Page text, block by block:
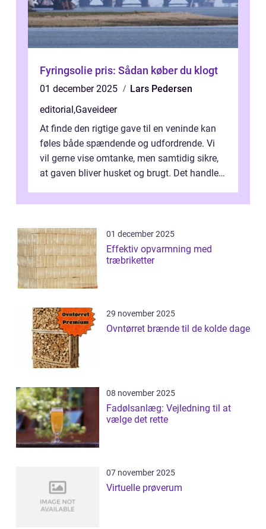
Fyringsolie pris: Sådan køber du klogt
01 december 2025
Lars Pedersen
editorial,Gaveideer
At finde den rigtige gave til en veninde kan
føles både spændende og udfordrende. Vi
vil gerne vise omtanke, men samtidig sikre,
at gaven bliver husket og brugt. Det handler
01 december 2025
Effektiv opvarmning med
træbriketter
29 november 2025
Ovntørret brænde til de kolde dage
08 november 2025
Fadølsanlæg: Vejledning til at
vælge det rette
07 november 2025
Virtuelle prøverum